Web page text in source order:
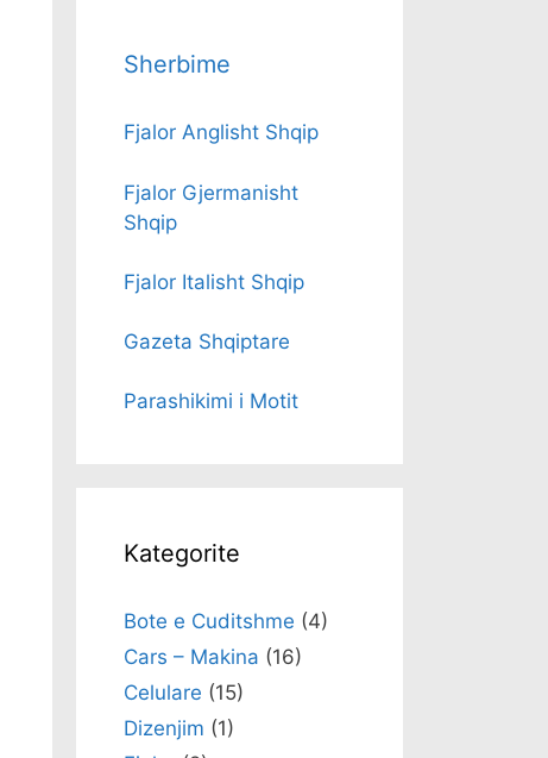
Sherbime
Fjalor Anglisht Shqip
Fjalor Gjermanisht
Shqip
Fjalor Italisht Shqip
Gazeta Shqiptare
Parashikimi i Motit
Kategorite
Bote e Cuditshme (4)
Cars – Makina (16)
Celulare (15)
Dizenjim (1)